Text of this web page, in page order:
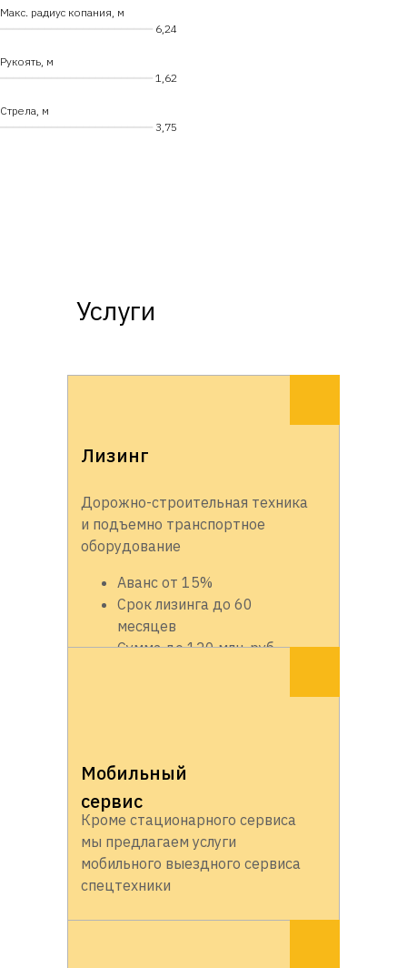
Макс. радиус копания, м
━━━━━━━━━━━━━━━━━━━━━━━━ 6,24
Рукоять, м
━━━━━━━━━━━━━━━━━━━━━━━━ 1,62
Стрела, м
━━━━━━━━━━━━━━━━━━━━━━━━ 3,75
Услуги
Лизинг
Дорожно-строительная техника
и подъемно транспортное
оборудование
Аванс от 15%
Срок лизинга до 60
месяцев
Сумма до 120 млн. руб.
Мобильный
сервис
Кроме стационарного сервиса
мы предлагаем услуги
мобильного выездного сервиса
спецтехники